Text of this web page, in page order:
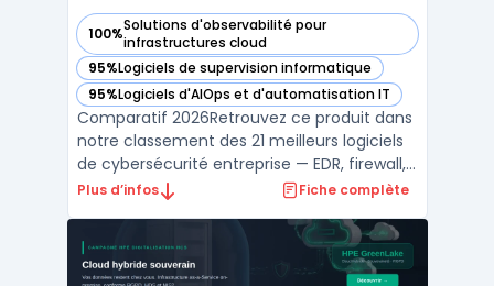
100%Solutions d'observabilité pour
infrastructures cloud
— voir Splunk dans cette catégorie
95%Logiciels de supervision informatique
— voir Splunk dans cette catégorie
95%Logiciels d'AIOps et d'automatisation IT
— voir Splunk dans cette catégorie
Comparatif 2026Retrouvez ce produit dans
notre classement des 21 meilleurs logiciels
de cybersécurité entreprise — EDR, firewall,
SIEM, XDR. ...
Plus d’infos Fiche complète